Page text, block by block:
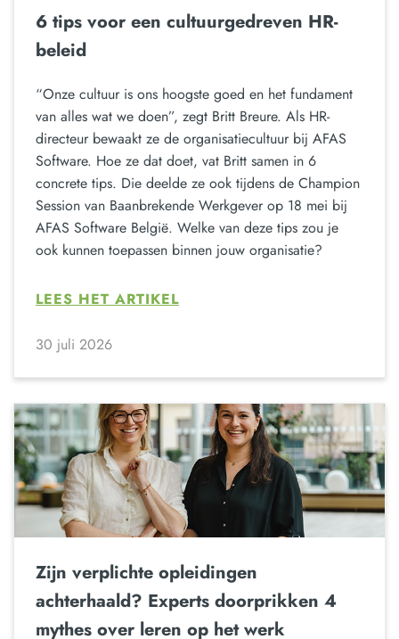
6 tips voor een cultuurgedreven HR-
beleid
“Onze cultuur is ons hoogste goed en het fundament
van alles wat we doen”, zegt Britt Breure. Als HR-
directeur bewaakt ze de organisatiecultuur bij AFAS
Software. Hoe ze dat doet, vat Britt samen in 6
concrete tips. Die deelde ze ook tijdens de Champion
Session van Baanbrekende Werkgever op 18 mei bij
AFAS Software België. Welke van deze tips zou je
ook kunnen toepassen binnen jouw organisatie?
LEES HET ARTIKEL
30 juli 2026
Zijn verplichte opleidingen
achterhaald? Experts doorprikken 4
mythes over leren op het werk